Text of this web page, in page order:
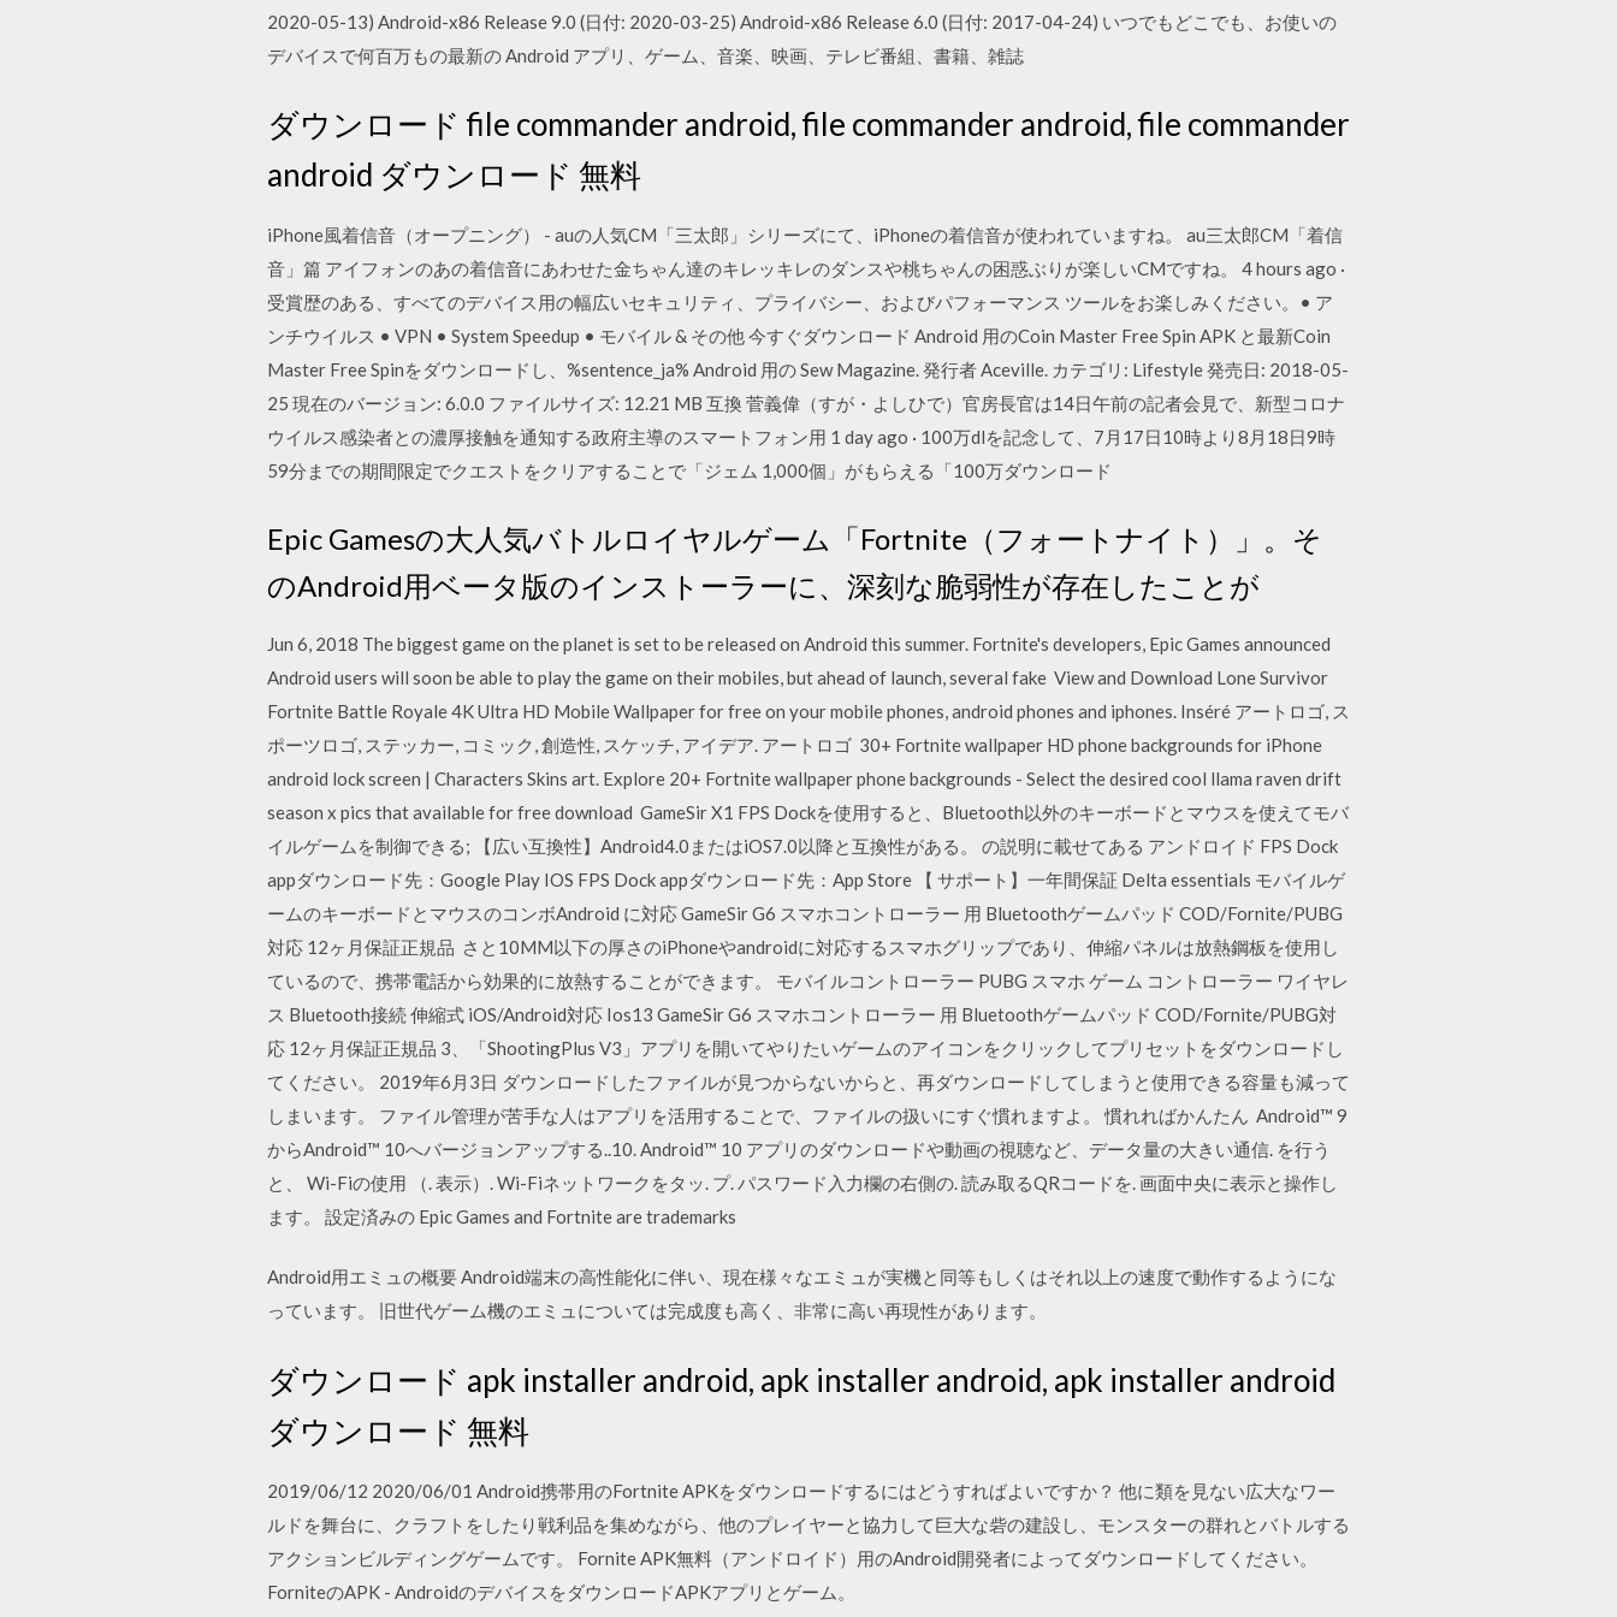
2020-05-13) Android-x86 Release 9.0 (日付: 2020-03-25) Android-x86 Release 6.0 (日付: 2017-04-24) いつでもどこでも、お使いの
デバイスで何百万もの最新の Android アプリ、ゲーム、音楽、映画、テレビ番組、書籍、雑誌
ダウンロード file commander android, file commander android, file commander
android ダウンロード 無料
iPhone風着信音（オープニング） - auの人気CM「三太郎」シリーズにて、iPhoneの着信音が使われていますね。 au三太郎CM「着信
音」篇 アイフォンのあの着信音にあわせた金ちゃん達のキレッキレのダンスや桃ちゃんの困惑ぶりが楽しいCMですね。 4 hours ago ·
受賞歴のある、すべてのデバイス用の幅広いセキュリティ、プライバシー、およびパフォーマンス ツールをお楽しみください。• ア
ンチウイルス • VPN • System Speedup • モバイル & その他 今すぐダウンロード Android 用のCoin Master Free Spin APK と最新Coin
Master Free Spinをダウンロードし、%sentence_ja% Android 用の Sew Magazine. 発行者 Aceville. カテゴリ: Lifestyle 発売日: 2018-05-
25 現在のバージョン: 6.0.0 ファイルサイズ: 12.21 MB 互換 菅義偉（すが・よしひで）官房長官は14日午前の記者会見で、新型コロナ
ウイルス感染者との濃厚接触を通知する政府主導のスマートフォン用 1 day ago · 100万dlを記念して、7月17日10時より8月18日9時
59分までの期間限定でクエストをクリアすることで「ジェム 1,000個」がもらえる「100万ダウンロード
Epic Gamesの大人気バトルロイヤルゲーム「Fortnite（フォートナイト）」。そ
のAndroid用ベータ版のインストーラーに、深刻な脆弱性が存在したことが
Jun 6, 2018 The biggest game on the planet is set to be released on Android this summer. Fortnite's developers, Epic Games announced
Android users will soon be able to play the game on their mobiles, but ahead of launch, several fake View and Download Lone Survivor
Fortnite Battle Royale 4K Ultra HD Mobile Wallpaper for free on your mobile phones, android phones and iphones. Inséré アートロゴ, ス
ポーツロゴ, ステッカー, コミック, 創造性, スケッチ, アイデア. アートロゴ 30+ Fortnite wallpaper HD phone backgrounds for iPhone
android lock screen | Characters Skins art. Explore 20+ Fortnite wallpaper phone backgrounds - Select the desired cool llama raven drift
season x pics that available for free download GameSir X1 FPS Dockを使用すると、Bluetooth以外のキーボードとマウスを使えてモバ
イルゲームを制御できる; 【広い互換性】Android4.0またはiOS7.0以降と互換性がある。 の説明に載せてある アンドロイド FPS Dock
appダウンロード先：Google Play IOS FPS Dock appダウンロード先：App Store 【 サポート】一年間保証 Delta essentials モバイルゲ
ームのキーボードとマウスのコンボAndroid に対応 GameSir G6 スマホコントローラー 用 Bluetoothゲームパッド COD/Fornite/PUBG
対応 12ヶ月保証正規品 さと10MM以下の厚さのiPhoneやandroidに対応するスマホグリップであり、伸縮パネルは放熱鋼板を使用し
ているので、携帯電話から効果的に放熱することができます。 モバイルコントローラー PUBG スマホ ゲーム コントローラー ワイヤレ
ス Bluetooth接続 伸縮式 iOS/Android対応 Ios13 GameSir G6 スマホコントローラー 用 Bluetoothゲームパッド COD/Fornite/PUBG対
応 12ヶ月保証正規品 3、「ShootingPlus V3」アプリを開いてやりたいゲームのアイコンをクリックしてプリセットをダウンロードし
てください。 2019年6月3日 ダウンロードしたファイルが見つからないからと、再ダウンロードしてしまうと使用できる容量も減って
しまいます。 ファイル管理が苦手な人はアプリを活用することで、ファイルの扱いにすぐ慣れますよ。 慣れればかんたん Android™ 9
からAndroid™ 10へバージョンアップする..10. Android™ 10 アプリのダウンロードや動画の視聴など、データ量の大きい通信. を行う
と、 Wi-Fiの使用 （. 表示）. Wi-Fiネットワークをタッ. プ. パスワード入力欄の右側の. 読み取るQRコードを. 画面中央に表示と操作し
ます。 設定済みの Epic Games and Fortnite are trademarks
Android用エミュの概要 Android端末の高性能化に伴い、現在様々なエミュが実機と同等もしくはそれ以上の速度で動作するようにな
っています。 旧世代ゲーム機のエミュについては完成度も高く、非常に高い再現性があります。
ダウンロード apk installer android, apk installer android, apk installer android
ダウンロード 無料
2019/06/12 2020/06/01 Android携帯用のFortnite APKをダウンロードするにはどうすればよいですか？ 他に類を見ない広大なワー
ルドを舞台に、クラフトをしたり戦利品を集めながら、他のプレイヤーと協力して巨大な砦の建設し、モンスターの群れとバトルする
アクションビルディングゲームです。 Fornite APK無料（アンドロイド）用のAndroid開発者によってダウンロードしてください。
ForniteのAPK - AndroidのデバイスをダウンロードAPKアプリとゲーム。